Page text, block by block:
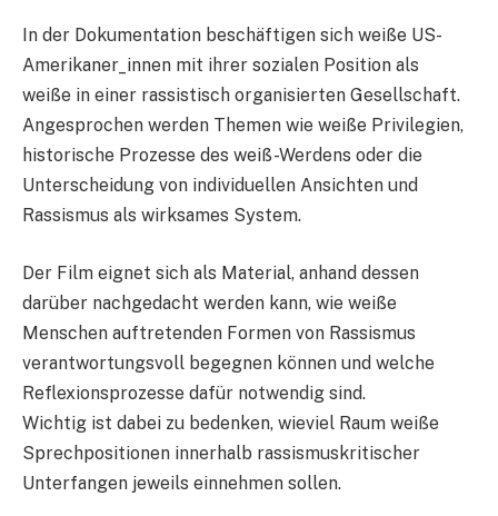
In der Dokumentation beschäftigen sich weiße US-
Amerikaner_innen mit ihrer sozialen Position als
weiße in einer rassistisch organisierten Gesellschaft.
Angesprochen werden Themen wie weiße Privilegien,
historische Prozesse des weiß-Werdens oder die
Unterscheidung von individuellen Ansichten und
Rassismus als wirksames System.
Der Film eignet sich als Material, anhand dessen
darüber nachgedacht werden kann, wie weiße
Menschen auftretenden Formen von Rassismus
verantwortungsvoll begegnen können und welche
Reflexionsprozesse dafür notwendig sind.
Wichtig ist dabei zu bedenken, wieviel Raum weiße
Sprechpositionen innerhalb rassismuskritischer
Unterfangen jeweils einnehmen sollen.